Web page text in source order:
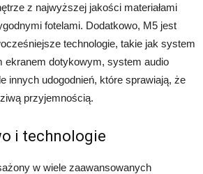
z najwyższej jakości materiałami
fotelami. Dodatkowo, M5 jest
technologie, takie jak system
ekranem dotykowym, system audio
innych udogodnień, które sprawiają, że
przyjemnością.
i technologie
w wiele zaawansowanych